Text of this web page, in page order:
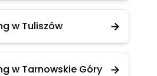
w Tuliszów
w Tarnowskie Góry